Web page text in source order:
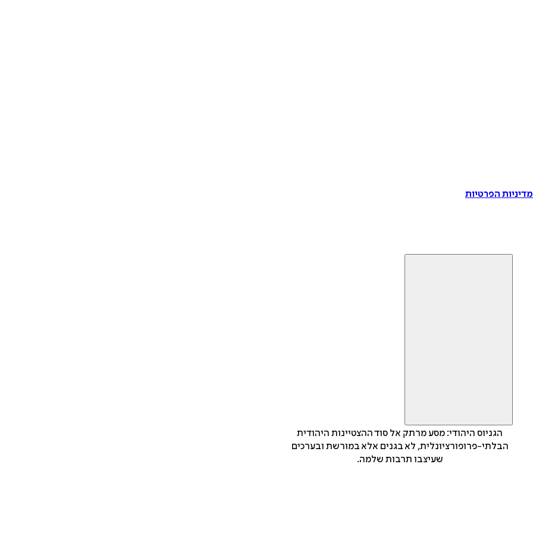
הפרטיות
הגניוס היהודי: מסע מרתק אל סוד ההצטיינות היהודית
הבלתי-פרופורציונלית, לא בגנים אלא במורשת ובערכים
שעיצבו תרבות שלמה.